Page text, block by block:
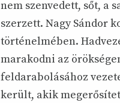
nem szenvedett, sőt, a
szerzett. Nagy Sándor
történelmében.
marakodni az
feldarabolásához
került, akik